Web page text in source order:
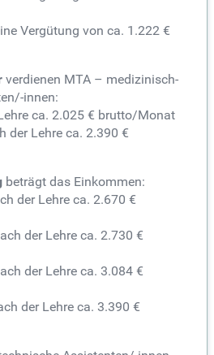
Vergütung von ca. 1.222 €
verdienen MTA – medizinisch-
innen:
ca. 2.025 € brutto/Monat
der Lehre ca. 2.390 €
beträgt das Einkommen:
der Lehre ca. 2.670 €
der Lehre ca. 2.730 €
der Lehre ca. 3.084 €
der Lehre ca. 3.390 €